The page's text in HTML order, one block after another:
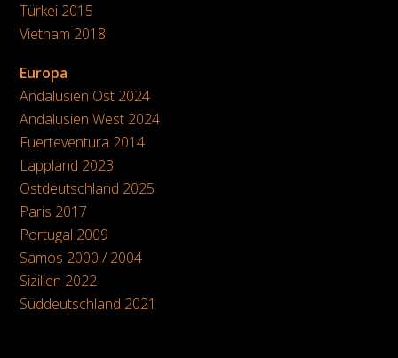
Türkei 2015
Vietnam 2018
Europa
Andalusien Ost 2024
Andalusien West 2024
Fuerteventura 2014
Lappland 2023
Ostdeutschland 2025
Paris 2017
Portugal 2009
Samos 2000 / 2004
Sizilien 2022
Süddeutschland 2021